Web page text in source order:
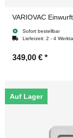
VARIOVAC
Sofort bestellbar
Lieferzeit: 2 - 4
349,00 € *
Auf Lager